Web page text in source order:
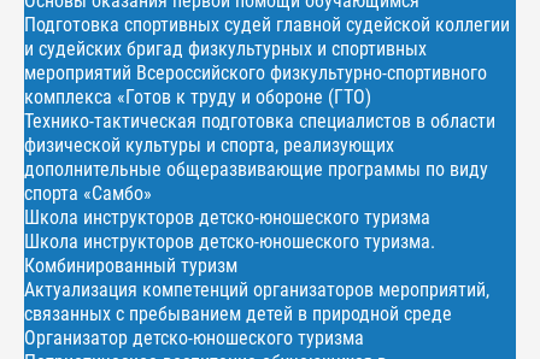
Подготовка спортивных судей главной судейской коллегии
и судейских бригад физкультурных и спортивных
мероприятий Всероссийского физкультурно-спортивного
комплекса «Готов к труду и обороне (ГТО)
Технико-тактическая подготовка специалистов в области
физической культуры и спорта, реализующих
дополнительные общеразвивающие программы по виду
спорта «Самбо»
Школа инструкторов детско-юношеского туризма
Школа инструкторов детско-юношеского туризма.
Комбинированный туризм
Актуализация компетенций организаторов мероприятий,
связанных с пребыванием детей в природной среде
Организатор детско-юношеского туризма